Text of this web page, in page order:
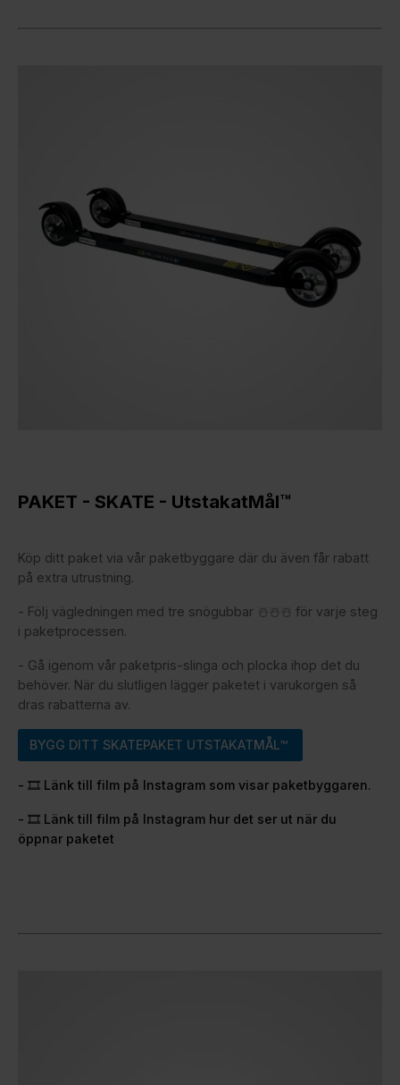
PAKET - SKATE - UtstakatMål™
Köp ditt paket via vår paketbyggare där du även får rabatt
på extra utrustning.
- Följ vägledningen med tre snögubbar ☃️☃️☃️ för varje steg
i paketprocessen.
- Gå igenom vår paketpris-slinga och plocka ihop det du
behöver. När du slutligen lägger paketet i varukorgen så
dras rabatterna av.
BYGG DITT SKATEPAKET UTSTAKATMÅL™
- 🎞️ Länk till film på Instagram som visar paketbyggaren.
- 🎞️ Länk till film på Instagram hur det ser ut när du
öppnar paketet